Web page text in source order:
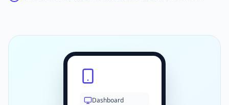
Dashboard